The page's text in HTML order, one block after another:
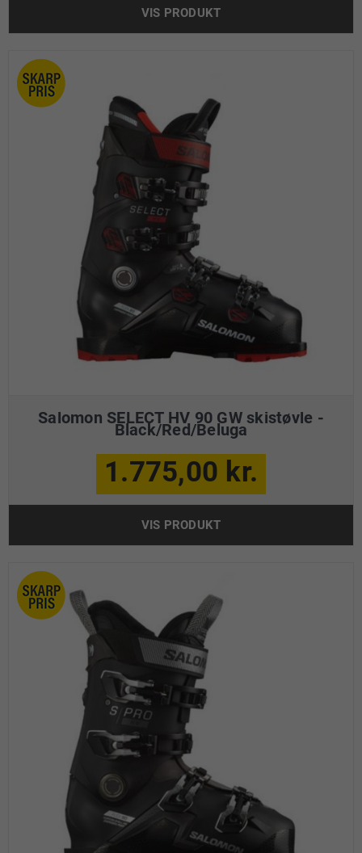
VIS PRODUKT
Salomon SELECT HV 90 GW skistøvle -
Black/Red/Beluga
1.775,00 kr.
VIS PRODUKT